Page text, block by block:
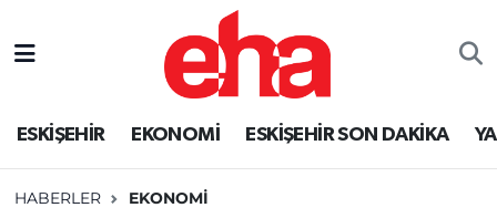
ESKİŞEHİR EKONOMİ ESKİŞEHİR SON DAKİKA
HABERLER EKONOMİ